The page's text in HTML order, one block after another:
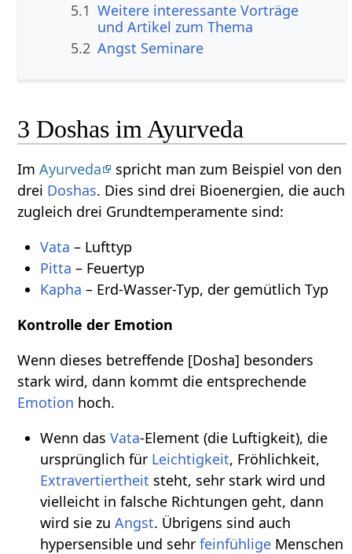
5.1 Weitere interessante Vorträge
und Artikel zum Thema
5.2 Angst Seminare
3 Doshas im Ayurveda
ImAyurveda
spricht man zum Beispiel von den
drei Doshas. Dies sind drei Bioenergien, die auch
zugleich drei Grundtemperamente sind:
Vata – Lufttyp
Pitta – Feuertyp
Kapha – Erd-Wasser-Typ, der gemütlich Typ
Kontrolle der Emotion
Wenn dieses betreffende [Dosha] besonders
stark wird, dann kommt die entsprechende
Emotion hoch.
Wenn das Vata-Element (die Luftigkeit), die
ursprünglich für Leichtigkeit, Fröhlichkeit,
Extravertiertheit steht, sehr stark wird und
vielleicht in falsche Richtungen geht, dann
wird sie zu Angst. Übrigens sind auch
hypersensible und sehr feinfühligeMenschen